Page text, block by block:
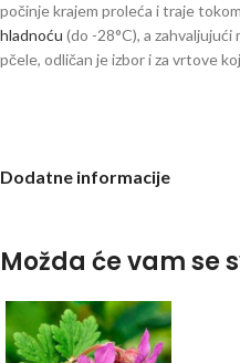
počinje krajem proleća i traje
hladnoću (do -28°C), a
pčele, odličan je izbor i za vrtove
Dodatne informacije
Možda će vam se